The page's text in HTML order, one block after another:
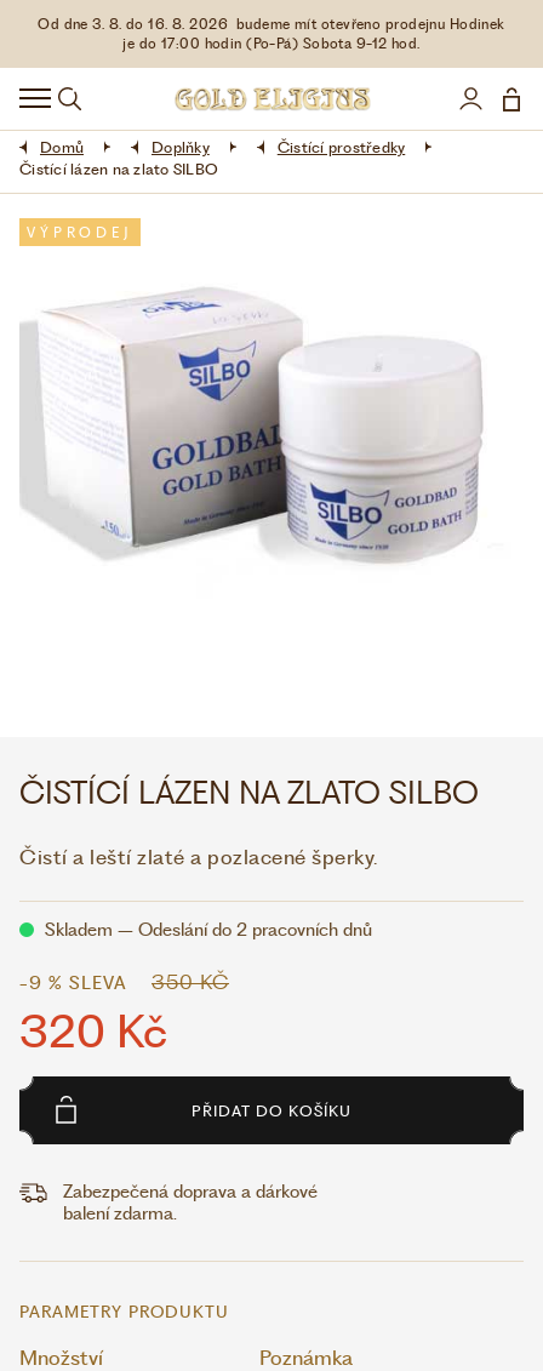
Od dne 3. 8. do 16. 8. 2026 budeme mít otevřeno prodejnu Hodinek
je do 17:00 hodin (Po-Pá) Sobota 9-12 hod.
HODINKY
DOPLŇKY
ŠPERKY
AKCE
LIMITOVANÉ EDICE
LÁSKA ❤
VŠE O NÁKUPU
KONTAKT
Domů Doplňky
Čistící prostředky
Čistící lázen na zlato SILBO
VÝPRODEJ
ČISTÍCÍ LÁZEN NA ZLATO SILBO
Čistí a leští zlaté a pozlacené šperky.
Skladem – Odeslání do 2 pracovních dnů
-9 % SLEVA 350 KČ
320 Kč
PŘIDAT DO KOŠÍKU
Zabezpečená doprava a dárkové
balení zdarma.
PARAMETRY PRODUKTU
Množství Poznámka